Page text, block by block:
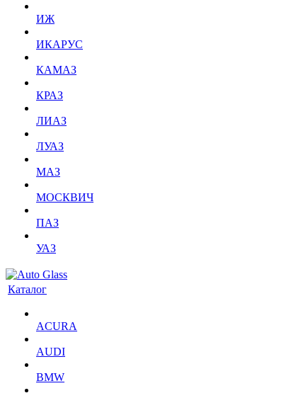
ИЖ
ИКАРУС
КАМАЗ
КРАЗ
ЛИАЗ
ЛУАЗ
МАЗ
МОСКВИЧ
ПАЗ
УАЗ
Каталог
ACURA
AUDI
BMW